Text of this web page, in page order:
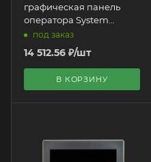
графическая панель
оператора System
Electric | 4,3" HMI
под заказ
14 512.56 ₽/шт
В КОРЗИНУ